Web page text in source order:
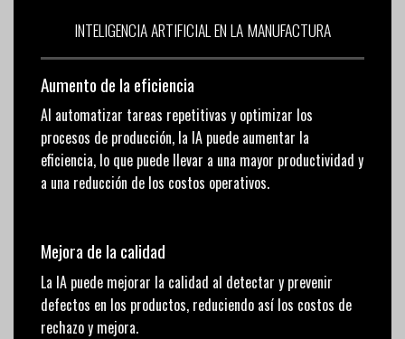
INTELIGENCIA ARTIFICIAL EN LA MANUFACTURA
Aumento de la eficiencia
Al automatizar tareas repetitivas y optimizar los
procesos de producción, la IA puede aumentar la
eficiencia, lo que puede llevar a una mayor productividad y
a una reducción de los costos operativos.
Mejora de la calidad
La IA puede mejorar la calidad al detectar y prevenir
defectos en los productos, reduciendo así los costos de
rechazo y mejora.